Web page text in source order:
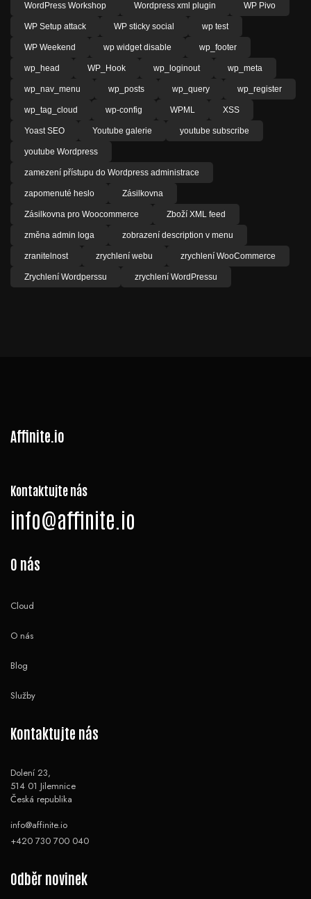
WordPress Workshop Wordpress xml plugin WP Pivo
WP Setup attack WP sticky social wp test
WP Weekend wp widget disable wp_footer
wp_head WP_Hook wp_loginout wp_meta
wp_nav_menu wp_posts wp_query wp_register
wp_tag_cloud wp-config WPML XSS
Yoast SEO Youtube galerie youtube subscribe
youtube Wordpress
zamezení přístupu do Wordpress administrace
zapomenuté heslo Zásilkovna
Zásilkovna pro Woocommerce Zboží XML feed
změna admin loga zobrazení description v menu
zranitelnost zrychlení webu zrychlení WooCommerce
Zrychlení Wordperssu zrychlení WordPressu
Affinite.io
Kontaktujte nás
info@affinite.io
O nás
Cloud
O nás
Blog
Služby
Kontaktujte nás
Dolení 23,
514 01 Jilemnice
Česká republika
info@affinite.io
+420 730 700 040
Odběr novinek